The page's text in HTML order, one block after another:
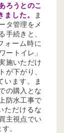
ろうとのこ
した。
ま
タ管理をメ
手続きと、
ォーム時に
ートイレ」
施いただけ
が下がり、
います。ま
の購入とな
防水工事で
ただけるな
主視点でい
。